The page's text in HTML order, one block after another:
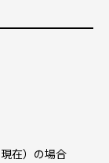
在）の場合